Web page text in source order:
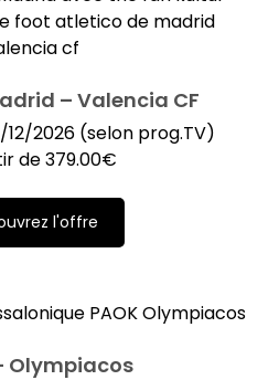
– Valencia CF
12/2026 (selon prog.TV)
de379.00€
l'offre
Olympiacos